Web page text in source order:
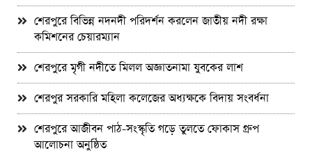
শেরপুরে বিভিন্ন নদনদী পরিদর্শন করলেন জাতীয় নদী রক্ষা
কমিশনের চেয়ারম্যান
শেরপুরে মৃগী নদীতে মিলল অজ্ঞাতনামা যুবকের লাশ
শেরপুর সরকারি মহিলা কলেজের অধ্যক্ষকে বিদায় সংবর্ধনা
শেরপুরে আজীবন পাঠ-সংস্কৃতি গড়ে তুলতে ফোকাস গ্রুপ
আলোচনা অনুষ্ঠিত